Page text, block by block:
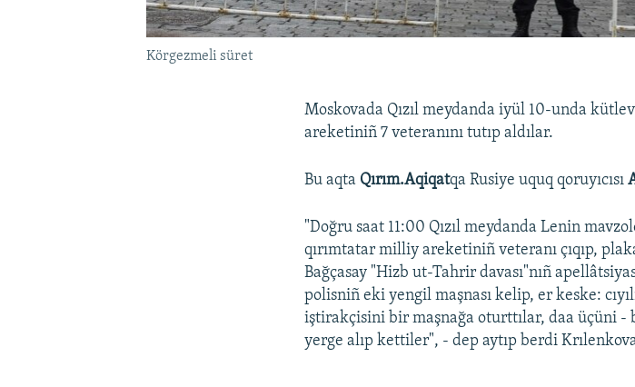
Körgezmeli süret
Moskovada Qızıl meydanda iyül 10-unda
areketiniñ 7 veteranını tutıp aldılar.
Bu aqta Qırım.Aqiqatqa Rusiye uquq qoruyıcısı
"Doğru saat 11:00 Qızıl meydanda Lenin
qırımtatar milliy areketiniñ veteranı çıqıp,
Bağçasay "Hizb ut-Tahrir davası"nıñ
polisniñ eki yengil maşnası kelip, er keske:
iştirakçisini bir maşnağa oturttılar, daa üçüni -
yerge alıp kettiler", - dep aytıp berdi